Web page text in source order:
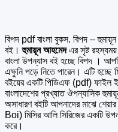
বিপদ pdf বাংলা বুকস. বিপদ –
বই। হুমায়ূন আহমেদএর সৃষ্ট
বাংলা উপন্যাস বই হচ্ছে বিপদ ।
এক্ষুনি পড়ে নিতে পারেন। এটি
বইয়ের একটি পিডিএফ (pdf) ফাইল
বাংলাদেশের প্রখ্যাত ঔপন্যাসিক
অসাধারণ বইটি আপনাদের মাঝে
Boi) মিসির আলি সিরিজের একটি
করে।